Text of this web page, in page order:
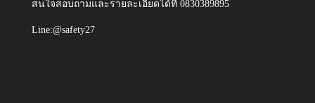
สนใจสอบถามและรายละเอียดได้ที่ 0830389895
Line:@safety27